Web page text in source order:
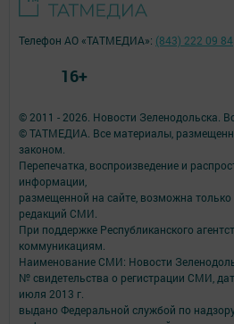
© 2011 - 2026. Новости Зеленодольска.
© ТАТМЕДИА. Все материалы,
законом.
Перепечатка, воспроизведение и
информации,
размещенной на сайте, возможна только
редакций СМИ.
При поддержке Республиканского
коммуникациям.
Наименование СМИ: Новости
№ свидетельства о регистрации СМИ,
июля 2013 г.
выдано Федеральной службой по
Телефон АО «ТАТМЕДИА»: (843) 222 09 84
16+